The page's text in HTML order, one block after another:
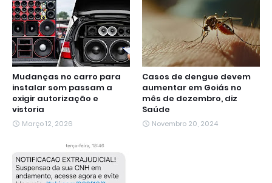
r
Mudanças no carro para
instalar som passam a
exigir autorização e
vistoria
Março 12, 2026
Casos de dengue devem
aumentar em Goiás no
mês de dezembro, diz
Saúde
Novembro 20, 2024